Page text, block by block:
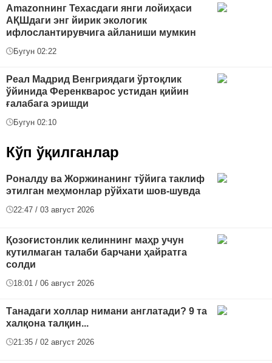
Amazonнинг Техасдаги янги лойиҳаси
АҚШдаги энг йирик экологик
ифлослантирувчига айланиши мумкин
Бугун 02:22
Реал Мадрид Венгриядаги ўртоқлик
ўйинида Ференкварос устидан қийин
ғалабага эришди
Бугун 02:10
Кўп ўқилганлар
Роналду ва Жоржинанинг тўйига таклиф
этилган меҳмонлар рўйхати шов-шувда
22:47 / 03 август 2026
Қозоғистонлик келиннинг маҳр учун
кутилмаган талаби барчани ҳайратга
солди
18:01 / 06 август 2026
Танадаги холлар нимани англатади? 9 та
халқона талқин...
21:35 / 02 август 2026